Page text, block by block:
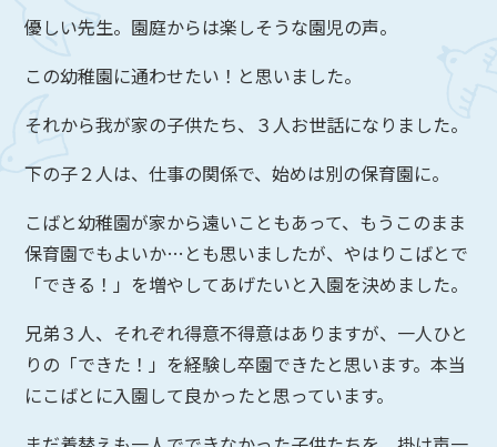
優しい先生。園庭からは楽しそうな園児の声。
この幼稚園に通わせたい！と思いました。
それから我が家の子供たち、３人お世話になりました。
下の子２人は、仕事の関係で、始めは別の保育園に。
こばと幼稚園が家から遠いこともあって、もうこのまま
保育園でもよいか…とも思いましたが、やはりこばとで
「できる！」を増やしてあげたいと入園を決めました。
兄弟３人、それぞれ得意不得意はありますが、一人ひと
りの「できた！」を経験し卒園できたと思います。本当
にこばとに入園して良かったと思っています。